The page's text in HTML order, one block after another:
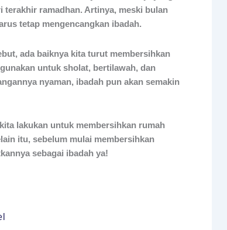
terakhir ramadhan. Artinya, meski bulan
tetap mengencangkan ibadah.
ada baiknya kita turut membersihkan
untuk sholat, bertilawah, dan
nyaman, ibadah pun akan semakin
lakukan untuk membersihkan rumah
itu, sebelum mulai membersihkan
sebagai ibadah ya!